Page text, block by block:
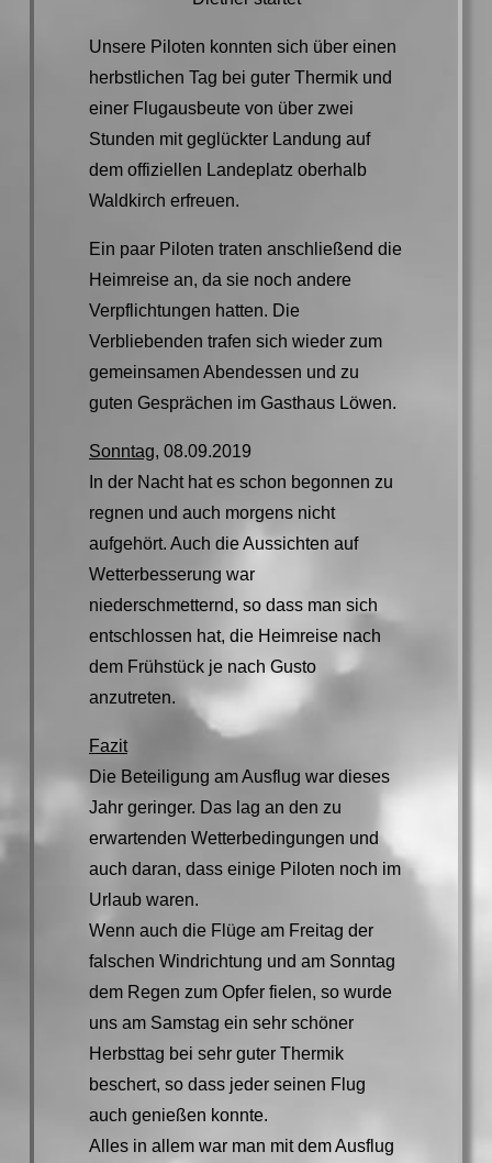
Unsere Piloten konnten sich über einen
herbstlichen Tag bei guter Thermik und
einer Flugausbeute von über zwei
Stunden mit geglückter Landung auf
dem offiziellen Landeplatz oberhalb
Waldkirch erfreuen.
Ein paar Piloten traten anschließend die
Heimreise an, da sie noch andere
Verpflichtungen hatten. Die
Verbliebenden trafen sich wieder zum
gemeinsamen Abendessen und zu
guten Gesprächen im Gasthaus Löwen.
Sonntag, 08.09.2019
In der Nacht hat es schon begonnen zu
regnen und auch morgens nicht
aufgehört. Auch die Aussichten auf
Wetterbesserung war
niederschmetternd, so dass man sich
entschlossen hat, die Heimreise nach
dem Frühstück je nach Gusto
anzutreten.
Fazit
Die Beteiligung am Ausflug war dieses
Jahr geringer. Das lag an den zu
erwartenden Wetterbedingungen und
auch daran, dass einige Piloten noch im
Urlaub waren.
Wenn auch die Flüge am Freitag der
falschen Windrichtung und am Sonntag
dem Regen zum Opfer fielen, so wurde
uns am Samstag ein sehr schöner
Herbsttag bei sehr guter Thermik
beschert, so dass jeder seinen Flug
auch genießen konnte.
Alles in allem war man mit dem Ausflug